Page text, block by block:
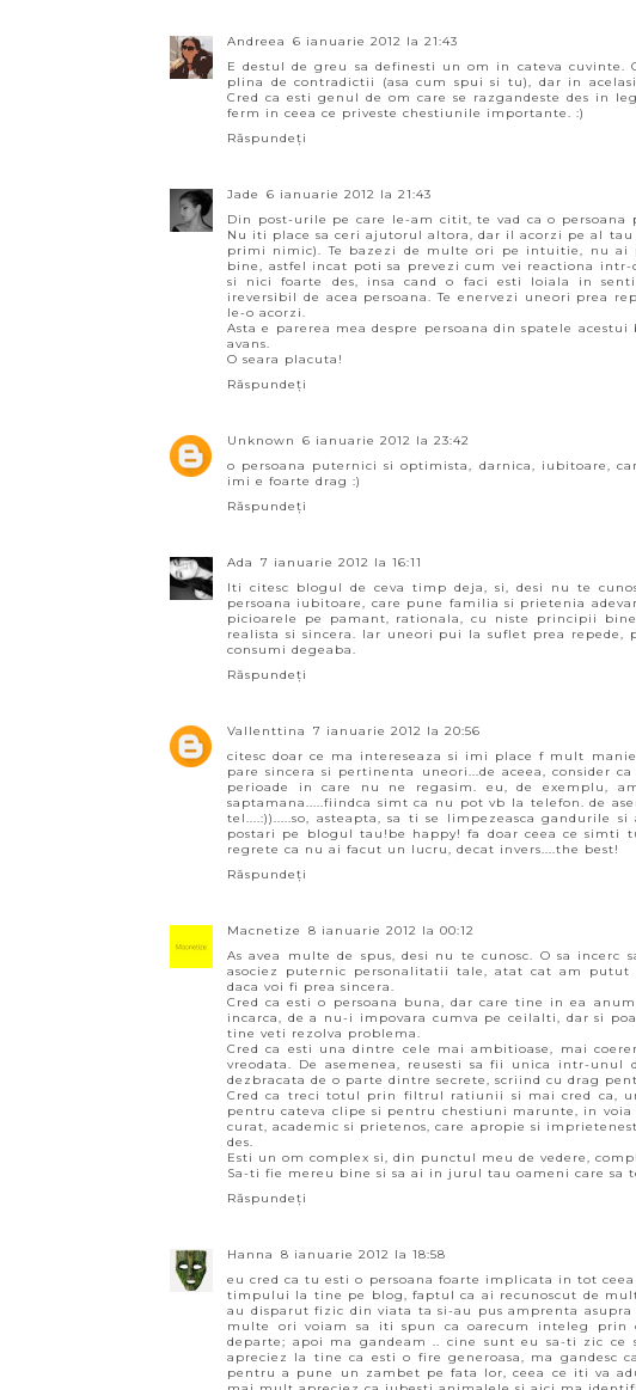
Andreea
6 ianuarie 2012 la 21:43
E destul de greu sa definesti un om in cateva cuvinte.
plina de contradictii (asa cum spui si tu), dar in
Cred ca esti genul de om care se razgandeste des in
ferm in ceea ce priveste chestiunile importante. :)
Răspundeți
Jade
6 ianuarie 2012 la 21:43
Din post-urile pe care le-am citit, te vad ca o
Nu iti place sa ceri ajutorul altora, dar il acorzi pe al
primi nimic). Te bazezi de multe ori pe intuitie, nu
bine, astfel incat poti sa prevezi cum vei reactiona
si nici foarte des, insa cand o faci esti loiala in
ireversibil de acea persoana. Te enervezi uneori prea
le-o acorzi.
Asta e parerea mea despre persoana din spatele
avans.
O seara placuta!
Răspundeți
Unknown
6 ianuarie 2012 la 23:42
o persoana puternici si optimista, darnica, iubitoare,
imi e foarte drag :)
Răspundeți
Ada
7 ianuarie 2012 la 16:11
Iti citesc blogul de ceva timp deja, si, desi nu te
persoana iubitoare, care pune familia si prietenia
picioarele pe pamant, rationala, cu niste principii
realista si sincera. Iar uneori pui la suflet prea repede,
consumi degeaba.
Răspundeți
Vallenttina
7 ianuarie 2012 la 20:56
citesc doar ce ma intereseaza si imi place f mult
pare sincera si pertinenta uneori...de aceea, consider
perioade in care nu ne regasim. eu, de exemplu,
saptamana.....fiindca simt ca nu pot vb la telefon. de
tel....:)).....so, asteapta, sa ti se limpezeasca gandurile
postari pe blogul tau!be happy! fa doar ceea ce
regrete ca nu ai facut un lucru, decat invers....the best!
Răspundeți
Macnetize
8 ianuarie 2012 la 00:12
As avea multe de spus, desi nu te cunosc. O sa
asociez puternic personalitatii tale, atat cat am
daca voi fi prea sincera.
Cred ca esti o persoana buna, dar care tine in ea
incarca, de a nu-i impovara cumva pe ceilalti, dar si
tine veti rezolva problema.
Cred ca esti una dintre cele mai ambitioase, mai
vreodata. De asemenea, reusesti sa fii unica intr-
dezbracata de o parte dintre secrete, scriind cu drag
Cred ca treci totul prin filtrul ratiunii si mai cred ca,
pentru cateva clipe si pentru chestiuni marunte, in
curat, academic si prietenos, care apropie si
des.
Esti un om complex si, din punctul meu de vedere,
Sa-ti fie mereu bine si sa ai in jurul tau oameni care sa
Răspundeți
Hanna
8 ianuarie 2012 la 18:58
eu cred ca tu esti o persoana foarte implicata in tot
timpului la tine pe blog, faptul ca ai recunoscut de
au disparut fizic din viata ta si-au pus amprenta
multe ori voiam sa iti spun ca oarecum inteleg
departe; apoi ma gandeam .. cine sunt eu sa-ti zic
apreciez la tine ca esti o fire generoasa, ma
pentru a pune un zambet pe fata lor, ceea ce iti va